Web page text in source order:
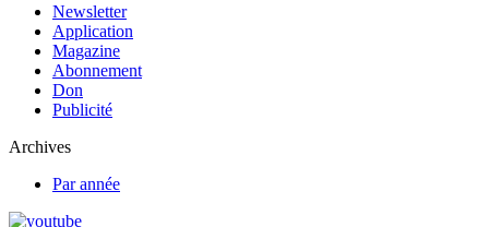
Newsletter
Application
Magazine
Abonnement
Don
Publicité
Archives
Par année